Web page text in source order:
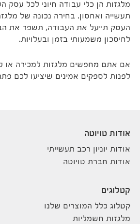
מלגזות הן כלי עבודה חיוני לכל עסק
תעשייה ואחסון. בחירה נכונה של
העסק תייעל את העבודה, תשפר את
לחיסכון משמעותי בזמן ובעלויות.
אם אתם מחפשים מלגזות למכירה או
לפנות לספקים אמינים שיציעו לכם
אודות טויוטה
אודות יוניון רכב תעשייתי
אודות חברת טויוטה
קטלוגים
קטלוג כלל המוצרים שלנו
מלגזות חשמליות